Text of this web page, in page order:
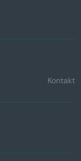
Kontakt